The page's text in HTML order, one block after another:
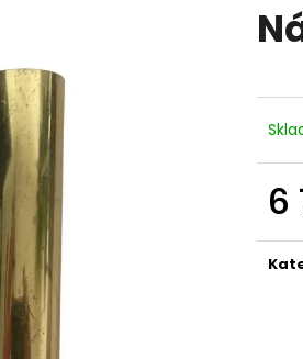
6